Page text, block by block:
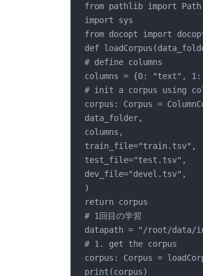
from pathlib import Path
import sys
from docopt import
def
# define columns
columns = {0: "text",
# init a corpus using
corpus: Corpus =
data_folder,
columns,
train_file="train.tsv",
test_file="test.tsv",
dev_file="devel.tsv",
)
return corpus
# 1回目の学習
datapath = "/root/data/
# 1. get the corpus
corpus: Corpus =
print(corpus)